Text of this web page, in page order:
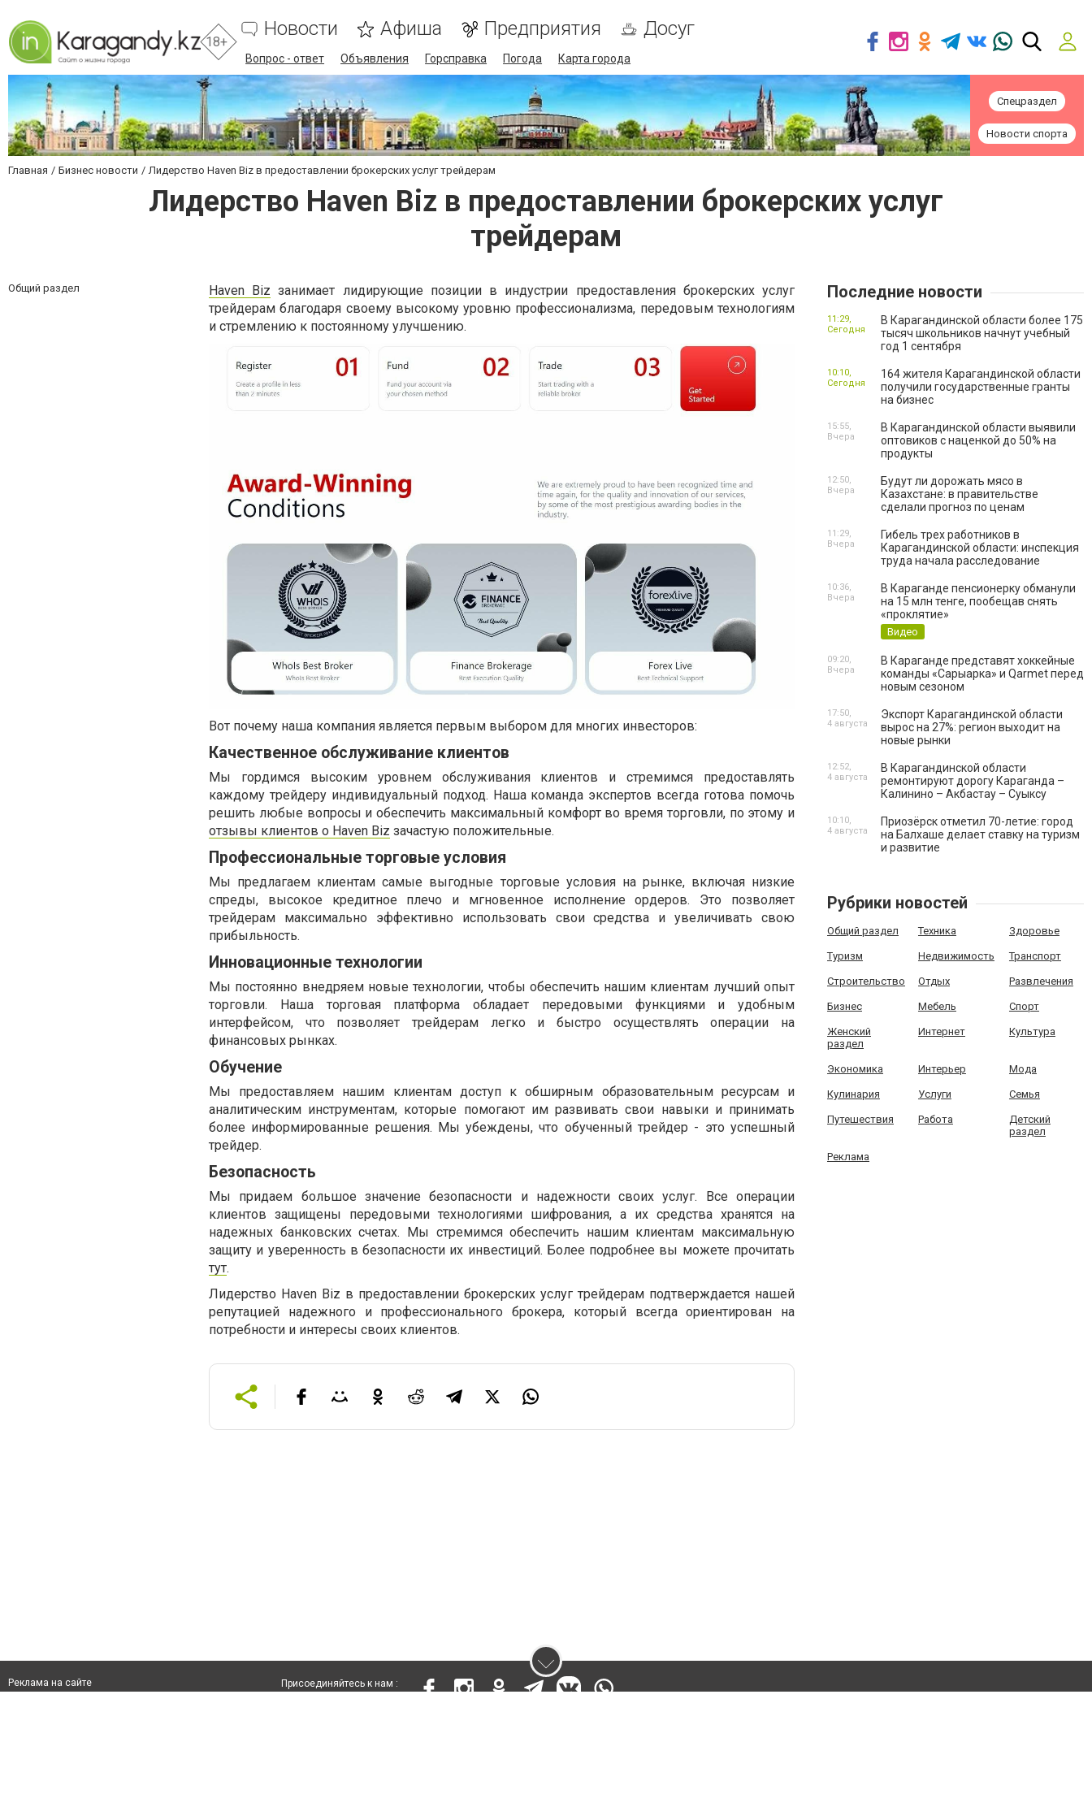
18+
Новости Афиша Предприятия Досуг
Вопрос - ответ Объявления Горсправка Погода Карта города
Спецраздел
Новости спорта
Главная Бизнес новости Лидерство Haven Biz в предоставлении брокерских услуг трейдерам
Лидерство Haven Biz в предоставлении брокерских услуг
трейдерам
Общий раздел Haven Biz занимает лидирующие позиции в индустрии предоставления брокерских услуг
трейдерам благодаря своему высокому уровню профессионализма, передовым технологиям
и стремлению к постоянному улучшению.
Вот почему наша компания является первым выбором для многих инвесторов:
Качественное обслуживание клиентов
Мы гордимся высоким уровнем обслуживания клиентов и стремимся предоставлять
каждому трейдеру индивидуальный подход. Наша команда экспертов всегда готова помочь
решить любые вопросы и обеспечить максимальный комфорт во время торговли, по этому и
отзывы клиентов о Haven Biz зачастую положительные.
Профессиональные торговые условия
Мы предлагаем клиентам самые выгодные торговые условия на рынке, включая низкие
спреды, высокое кредитное плечо и мгновенное исполнение ордеров. Это позволяет
трейдерам максимально эффективно использовать свои средства и увеличивать свою
прибыльность.
Инновационные технологии
Мы постоянно внедряем новые технологии, чтобы обеспечить нашим клиентам лучший опыт
торговли. Наша торговая платформа обладает передовыми функциями и удобным
интерфейсом, что позволяет трейдерам легко и быстро осуществлять операции на
финансовых рынках.
Обучение
Мы предоставляем нашим клиентам доступ к обширным образовательным ресурсам и
аналитическим инструментам, которые помогают им развивать свои навыки и принимать
более информированные решения. Мы убеждены, что обученный трейдер - это успешный
трейдер.
Безопасность
Мы придаем большое значение безопасности и надежности своих услуг. Все операции
клиентов защищены передовыми технологиями шифрования, а их средства хранятся на
надежных банковских счетах. Мы стремимся обеспечить нашим клиентам максимальную
защиту и уверенность в безопасности их инвестиций. Более подробнее вы можете прочитать
тут.
Лидерство Haven Biz в предоставлении брокерских услуг трейдерам подтверждается нашей
репутацией надежного и профессионального брокера, который всегда ориентирован на
потребности и интересы своих клиентов.
Последние новости
В Карагандинской области более 175
тысяч школьников начнут учебный
год 1 сентября
11:29,
Сегодня
164 жителя Карагандинской области
получили государственные гранты
на бизнес
10:10,
Сегодня
В Карагандинской области выявили
оптовиков с наценкой до 50% на
продукты
15:55,
Вчера
Будут ли дорожать мясо в
Казахстане: в правительстве
сделали прогноз по ценам
12:50,
Вчера
Гибель трех работников в
Карагандинской области: инспекция
труда начала расследование
11:29,
Вчера
В Караганде пенсионерку обманули
на 15 млн тенге, пообещав снять
«проклятие»
Видео
10:36,
Вчера
В Караганде представят хоккейные
команды «Сарыарка» и Qarmet перед
новым сезоном
09:20,
Вчера
Экспорт Карагандинской области
вырос на 27%: регион выходит на
новые рынки
17:50,
4 августа
В Карагандинской области
ремонтируют дорогу Караганда –
Калинино – Акбастау – Суыксу
12:52,
4 августа
Приозёрск отметил 70-летие: город
на Балхаше делает ставку на туризм
и развитие
10:10,
4 августа
Рубрики новостей
Общий раздел Техника Здоровье
Туризм Недвижимость Транспорт
Строительство Отдых Развлечения
Бизнес Мебель Спорт
Женский
раздел
Интернет Культура
Экономика Интерьер Мода
Кулинария Услуги Семья
Путешествия Работа
Детский
раздел
Реклама
Реклама на сайте
Присоединяйтесь к нам :